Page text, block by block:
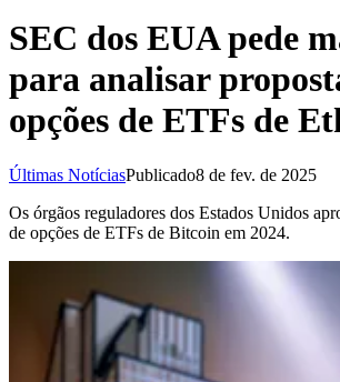
SEC dos EUA pede
para analisar
opções de ETFs de
Últimas NotíciasPublicado8 de fev. de 2025
Os órgãos reguladores dos Estados Unidos
de opções de ETFs de Bitcoin em 2024.